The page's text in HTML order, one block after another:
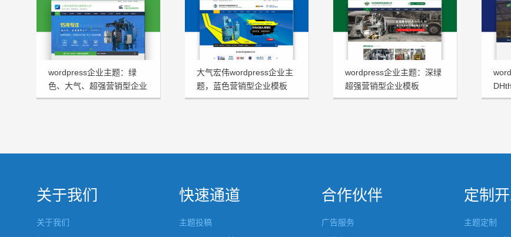
wordpress企业主题：绿
色、大气、超强营销型企业
模板HRtheme发布
大气宏伟wordpress企业主
题，蓝色营销型企业模板
HJtheme发布
wordpress企业主题：深绿
超强营销型企业模板
FHtheme发布
板
关于我们
关于我们
快速通道
主题投稿
合作伙伴
广告服务
定制
主题定制